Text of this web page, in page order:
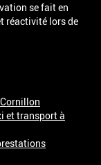
se fait en
réactivité lors de
et transport à